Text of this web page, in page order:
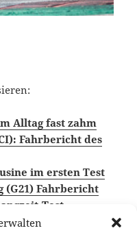
Alltag fast zahm
Fahrbericht des
im ersten Test
(G21) Fahrbericht
Test